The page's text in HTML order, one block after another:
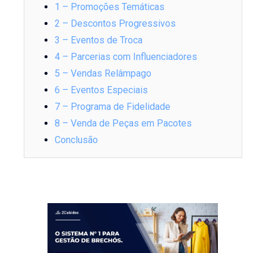
1 – Promoções Temáticas
2 – Descontos Progressivos
3 – Eventos de Troca
4 – Parcerias com Influenciadores
5 – Vendas Relâmpago
6 – Eventos Especiais
7 – Programa de Fidelidade
8 – Venda de Peças em Pacotes
Conclusão